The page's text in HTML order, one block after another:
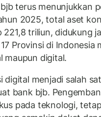
terus menunjukkan
2025, total aset
221,8 triliun, didukung
Provinsi di Indonesia
maupun digital.
digital menjadi salah
bank bjb.
pada teknologi,